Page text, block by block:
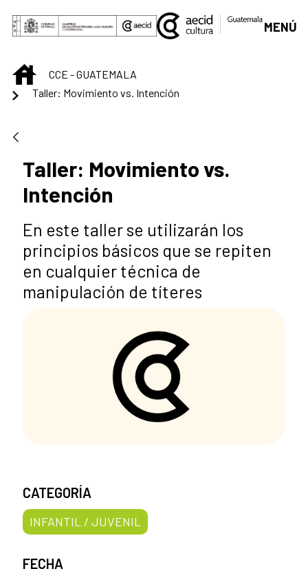
Saltar al contenido principal
MENÚ
INICIOCCE - GUATEMALA
Taller: Movimiento vs. Intención
Taller: Movimiento vs.
Intención
En este taller se utilizarán los
principios básicos que se repiten
en cualquier técnica de
manipulación de títeres
CATEGORÍA
INFANTIL / JUVENIL
FECHA